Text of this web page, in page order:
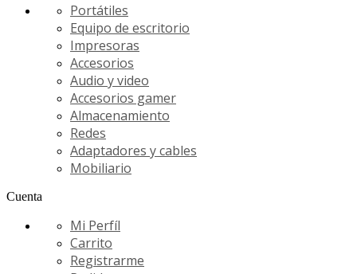
Portátiles
Equipo de escritorio
Impresoras
Accesorios
Audio y video
Accesorios gamer
Almacenamiento
Redes
Adaptadores y cables
Mobiliario
Cuenta
Mi Perfíl
Carrito
Registrarme